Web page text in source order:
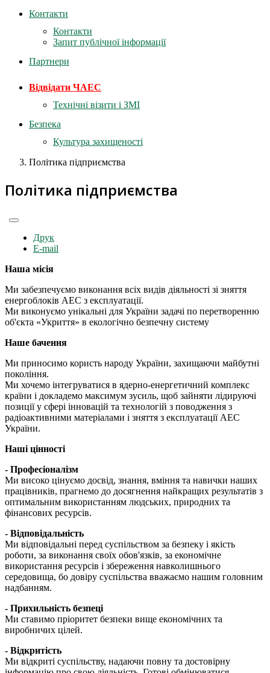
Контакти
Контакти
Запит публічної інформації
Партнери
Відвідати ЧАЕС
Технічні візити і ЗМІ
Безпека
Культура захищеності
Політика підприємства
Політика підприємства
Друк
E-mail
Наша місія
Ми забезпечуємо виконання всіх видів діяльності зі зняття
енергоблоків АЕС з експлуатації.
Ми виконуємо унікальні для України задачі по перетворенню
об'єкта «Укриття» в екологічно безпечну систему
Наше бачення
Ми приносимо користь народу України, захищаючи майбутні
покоління.
Ми хочемо інтегруватися в ядерно-енергетичний комплекс
країни і докладемо максимум зусиль, щоб зайняти лідируючі
позиції у сфері інновацій та технологій з поводження з
радіоактивними матеріалами і зняття з експлуатації АЕС
України.
Наші цінності
- Професіоналізм
Ми високо цінуємо досвід, знання, вміння та навички наших
працівників, прагнемо до досягнення найкращих результатів з
оптимальним використанням людських, природних та
фінансових ресурсів.
- Відповідальність
Ми відповідальні перед суспільством за безпеку і якість
роботи, за виконання своїх обов'язків, за економічне
використання ресурсів і збереження навколишнього
середовища, бо довіру суспільства вважаємо нашим головним
надбанням.
- Прихильність безпеці
Ми ставимо пріоритет безпеки вище економічних та
виробничих цілей.
- Відкритість
Ми відкриті суспільству, надаючи повну та достовірну